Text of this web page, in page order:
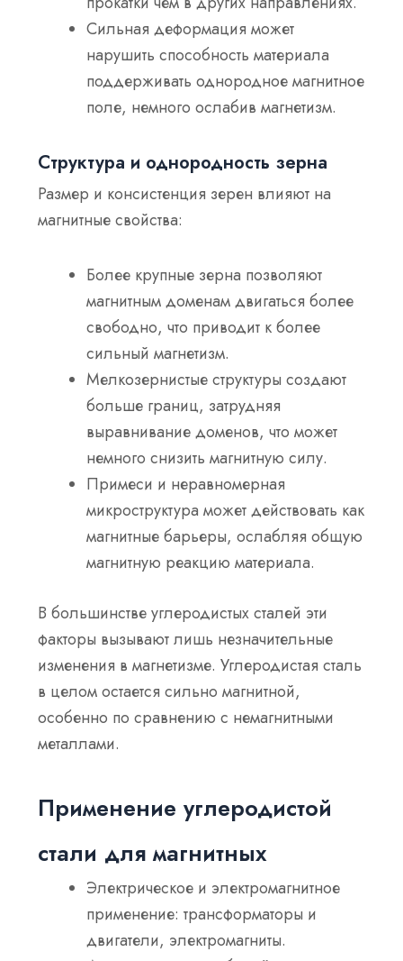
Сильная деформация может
нарушить способность материала
поддерживать однородное магнитное
поле, немного ослабив магнетизм.
Структура и однородность зерна
Размер и консистенция зерен влияют на
магнитные свойства:
Более крупные зерна позволяют
магнитным доменам двигаться более
свободно, что приводит кболее
сильный магнетизм.
Мелкозернистые структуры создают
больше границ, затрудняя
выравнивание доменов, что может
немного снизить магнитную силу.
Примеси и неравномерная
микроструктура может действовать как
магнитные барьеры, ослабляя общую
магнитную реакцию материала.
В большинстве углеродистых сталей эти
факторы вызывают лишь незначительные
изменения в магнетизме. Углеродистая сталь
в целом остается сильно магнитной,
особенно по сравнению с немагнитными
металлами.
Применение углеродистой
стали для магнитных
Электрическое и электромагнитное
применение: трансформаторы и
двигатели, электромагниты.